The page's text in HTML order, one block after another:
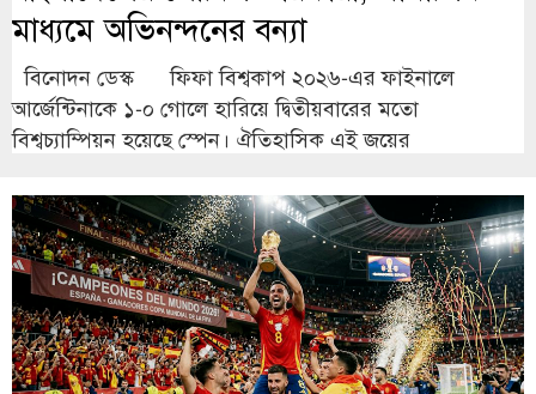
মাধ্যমে অভিনন্দনের বন্যা
বিনোদন ডেস্ক ফিফা বিশ্বকাপ ২০২৬-এর ফাইনালে
আর্জেন্টিনাকে ১-০ গোলে হারিয়ে দ্বিতীয়বারের মতো
বিশ্বচ্যাম্পিয়ন হয়েছে স্পেন। ঐতিহাসিক এই জয়ের